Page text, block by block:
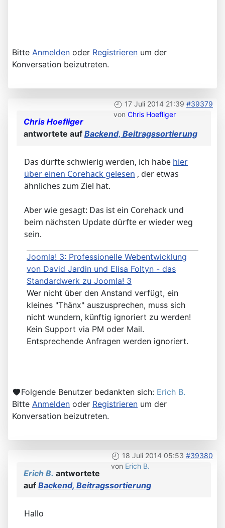
Bitte Anmelden oder Registrieren um der
Konversation beizutreten.
17 Juli 2014 21:39 #39379
von Chris Hoefliger
Chris Hoefliger
antwortete auf Backend, Beitragssortierung
Das dürfte schwierig werden, ich habe hier
über einen Corehack gelesen , der etwas
ähnliches zum Ziel hat.
Aber wie gesagt: Das ist ein Corehack und
beim nächsten Update dürfte er wieder weg
sein.
Joomla! 3: Professionelle Webentwicklung
von David Jardin und Elisa Foltyn - das
Standardwerk zu Joomla! 3
Wer nicht über den Anstand verfügt, ein
kleines "Thänx" auszusprechen, muss sich
nicht wundern, künftig ignoriert zu werden!
Kein Support via PM oder Mail.
Entsprechende Anfragen werden ignoriert.
Folgende Benutzer bedankten sich: Erich B.
Bitte Anmelden oder Registrieren um der
Konversation beizutreten.
18 Juli 2014 05:53 #39380
von Erich B.
Erich B. antwortete
auf Backend, Beitragssortierung
Hallo